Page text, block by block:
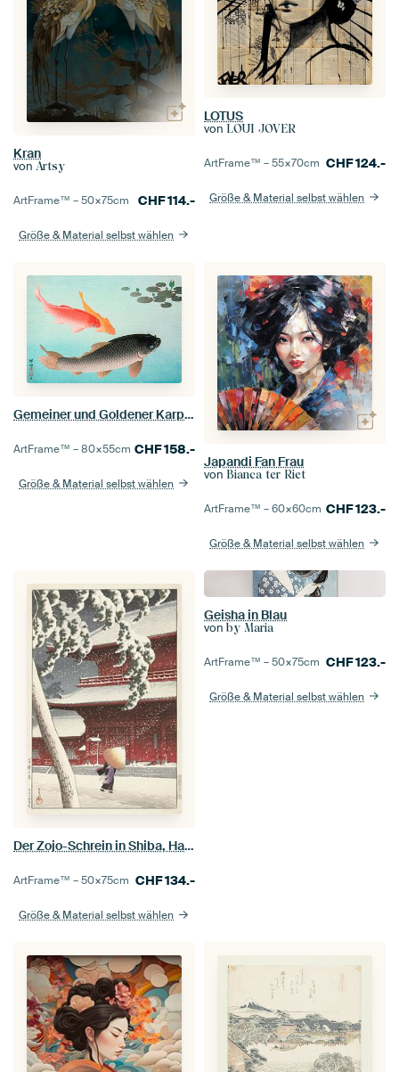
Kran
von Artsy
ArtFrame™ –50×75cm CHF114.-
Größe & Material selbst wählen
LOTUS
von LOUI JOVER
ArtFrame™ –55×70cm CHF124.-
Größe & Material selbst wählen
Gemeiner und Goldener Karpfen, Ohara Koson
ArtFrame™ –80×55cm CHF158.-
Größe & Material selbst wählen
Japandi Fan Frau
von Bianca ter Riet
ArtFrame™ –60×60cm CHF123.-
Größe & Material selbst wählen
Der Zojo-Schrein in Shiba, Hasui Kawase
ArtFrame™ –50×75cm CHF134.-
Größe & Material selbst wählen
Geisha in Blau
von by Maria
ArtFrame™ –50×75cm CHF123.-
Größe & Material selbst wählen